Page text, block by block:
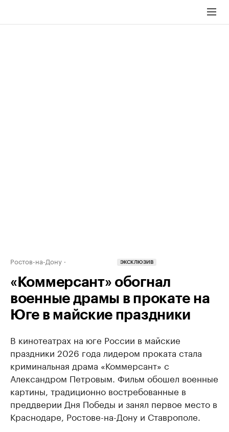
Ростов-на-Дону ЭКСКЛЮЗИВ
«Коммерсант» обогнал
военные драмы в прокате на
Юге в майские праздники
В кинотеатрах на юге России в майские
праздники 2026 года лидером проката стала
криминальная драма «Коммерсант» с
Александром Петровым. Фильм обошел военные
картины, традиционно востребованные в
преддверии Дня Победы и занял первое место в
Краснодаре, Ростове-на-Дону и Ставрополе.